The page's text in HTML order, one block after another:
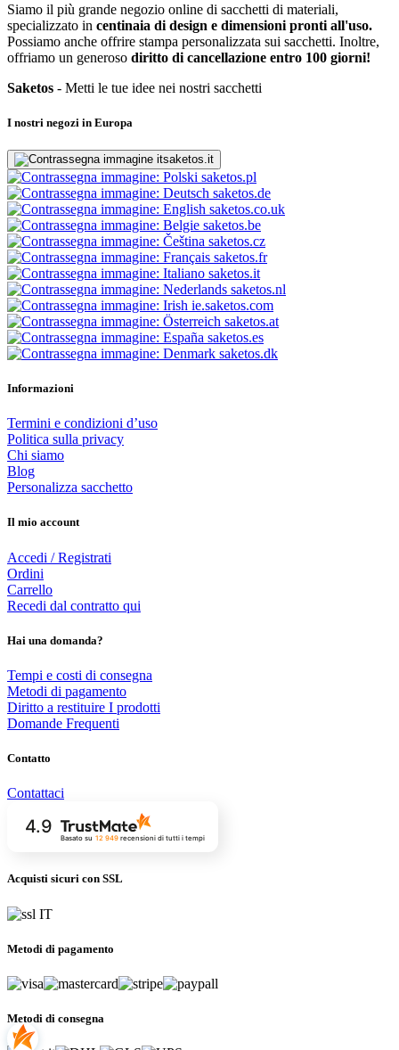
Siamo il più grande negozio online di sacchetti di materiali,
specializzato in centinaia di design e dimensioni pronti all'uso.
Possiamo anche offrire stampa personalizzata sui sacchetti. Inoltre,
offriamo un generoso diritto di cancellazione entro 100 giorni!
Saketos - Metti le tue idee nei nostri sacchetti
I nostri negozi in Europa
saketos.it
saketos.pl
saketos.de
saketos.co.uk
saketos.be
saketos.cz
saketos.fr
saketos.it
saketos.nl
ie.saketos.com
saketos.at
saketos.es
saketos.dk
Informazioni
Termini e condizioni d’uso
Politica sulla privacy
Chi siamo
Blog
Personalizza sacchetto
Il mio account
Accedi / Registrati
Ordini
Carrello
Recedi dal contratto qui
Hai una domanda?
Tempi e costi di consegna
Metodi di pagamento
Diritto a restituire I prodotti
Domande Frequenti
Contatto
Contattaci
4.9
Basato su 12 949recensioni di tutti i tempi
Acquisti sicuri con SSL
Metodi di pagamento
Metodi di consegna